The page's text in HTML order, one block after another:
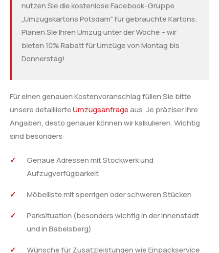
nutzen Sie die kostenlose Facebook-Gruppe
„Umzugskartons Potsdam“ für gebrauchte Kartons.
Planen Sie Ihren Umzug unter der Woche – wir
bieten 10% Rabatt für Umzüge von Montag bis
Donnerstag!
Für einen genauen Kostenvoranschlag füllen Sie bitte
unsere detaillierteUmzugsanfrageaus. Je präziser Ihre
Angaben, desto genauer können wir kalkulieren. Wichtig
sind besonders:
Genaue Adressen mit Stockwerk und
Aufzugverfügbarkeit
Möbelliste mit sperrigen oder schweren Stücken
Parksituation (besonders wichtig in der Innenstadt
und in Babelsberg)
Wünsche für Zusatzleistungen wie Einpackservice